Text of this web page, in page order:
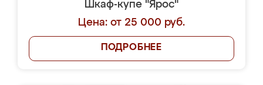
Шкаф-купе "Ярос"
Цена: от 25 000 руб.
ПОДРОБНЕЕ